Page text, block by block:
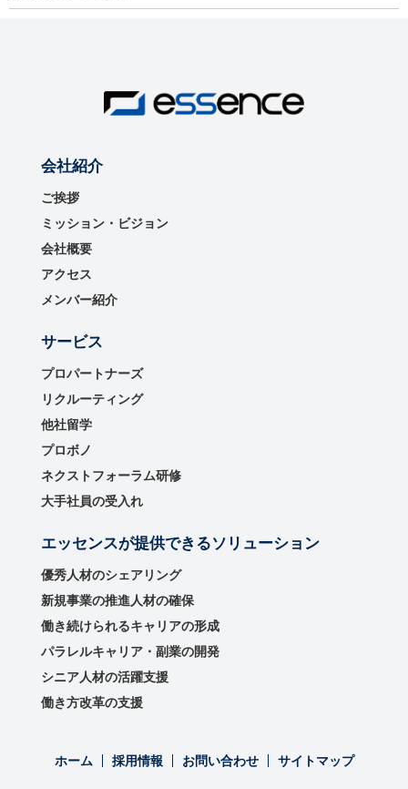
会社紹介
ご挨拶
ミッション・ビジョン
会社概要
アクセス
メンバー紹介
サービス
プロパートナーズ
リクルーティング
他社留学
プロボノ
ネクストフォーラム研修
大手社員の受入れ
エッセンスが提供できるソリューション
優秀⼈材のシェアリング
新規事業の推進⼈材の確保
働き続けられるキャリアの形成
パラレルキャリア・副業の開発
シニア人材の活躍支援
働き方改革の支援
ホーム 採用情報 お問い合わせ サイトマップ